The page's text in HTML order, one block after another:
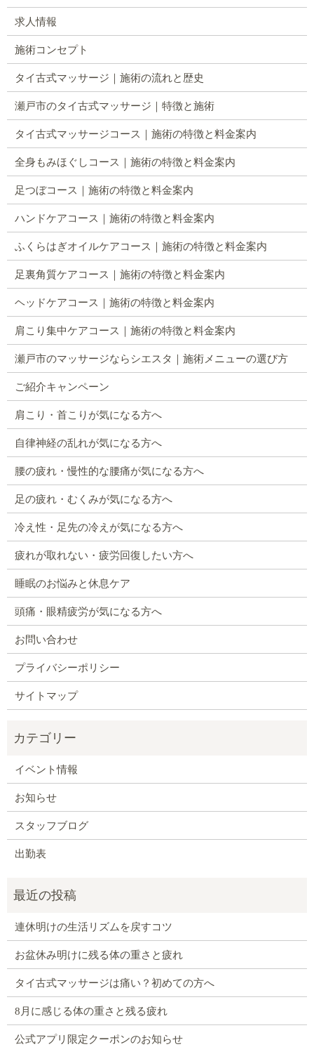
求人情報
施術コンセプト
タイ古式マッサージ｜施術の流れと歴史
瀬戸市のタイ古式マッサージ｜特徴と施術
タイ古式マッサージコース｜施術の特徴と料金案内
全身もみほぐしコース｜施術の特徴と料金案内
足つぼコース｜施術の特徴と料金案内
ハンドケアコース｜施術の特徴と料金案内
ふくらはぎオイルケアコース｜施術の特徴と料金案内
足裏角質ケアコース｜施術の特徴と料金案内
ヘッドケアコース｜施術の特徴と料金案内
肩こり集中ケアコース｜施術の特徴と料金案内
瀬戸市のマッサージならシエスタ｜施術メニューの選び方
ご紹介キャンペーン
肩こり・首こりが気になる方へ
自律神経の乱れが気になる方へ
腰の疲れ・慢性的な腰痛が気になる方へ
足の疲れ・むくみが気になる方へ
冷え性・足先の冷えが気になる方へ
疲れが取れない・疲労回復したい方へ
睡眠のお悩みと休息ケア
頭痛・眼精疲労が気になる方へ
お問い合わせ
プライバシーポリシー
サイトマップ
イベント情報
お知らせ
スタッフブログ
出勤表
連休明けの生活リズムを戻すコツ
お盆休み明けに残る体の重さと疲れ
タイ古式マッサージは痛い？初めての方へ
8月に感じる体の重さと残る疲れ
公式アプリ限定クーポンのお知らせ